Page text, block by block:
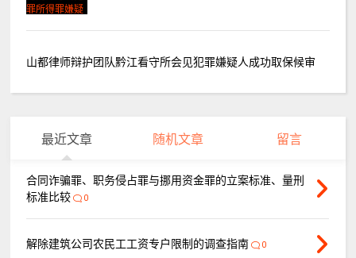
山都律师辩护团队黔江看守所会见犯罪嫌疑人成功取保候审
最近文章 随机文章 留言
合同诈骗罪、职务侵占罪与挪用资金罪的立案标准、量刑
标准比较
0
解除建筑公司农民工工资专户限制的调查指南 0